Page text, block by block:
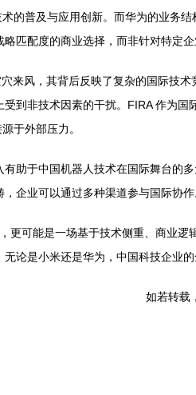
的普及与应用创新。而华为的业务
匹配度的商业选择，而非针对特定企
来风，其背后反映了复杂的国际技
到非技术因素的干扰。FIRA 作为
于外部压力。
有助于中国机器人技术在国际舞台的
企业可以通过多种渠道参与国际协作
更可能是一场基于技术侧重、商业
论是小米还是华为，中国科技企业
如若转载